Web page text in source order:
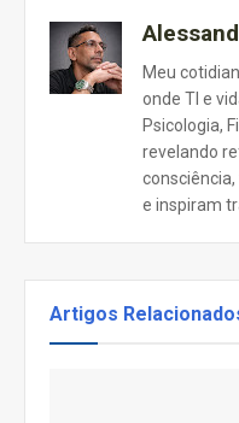
Meu
onde TI e
Psicologia,
revelando
e inspiram
Artigos